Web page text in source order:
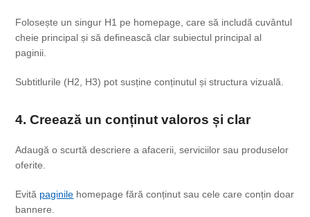
Folosește un singur H1 pe homepage, care să includă cuvântul
cheie principal și să definească clar subiectul principal al
paginii.
Subtitlurile (H2, H3) pot susține conținutul și structura vizuală.
4. Creează un conținut valoros și clar
Adaugă o scurtă descriere a afacerii, serviciilor sau produselor
oferite.
Evită paginile homepage fără conținut sau cele care conțin doar
bannere.